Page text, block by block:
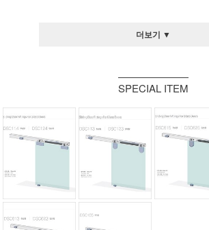
더보기 ▼
SPECIAL ITEM